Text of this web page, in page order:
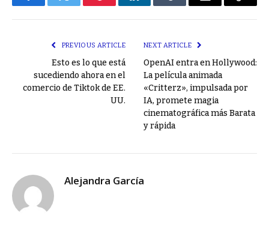
FacebookTwitter PinterestLinkedInTumblr Email
Copy
PREVIOUS ARTICLE
Esto es lo que está
sucediendo ahora en el
comercio de Tiktok de EE.
UU.
NEXT ARTICLE
OpenAI entra en Hollywood:
La película animada
«Critterz», impulsada por
IA, promete magia
cinematográfica más Barata
y rápida
Alejandra García